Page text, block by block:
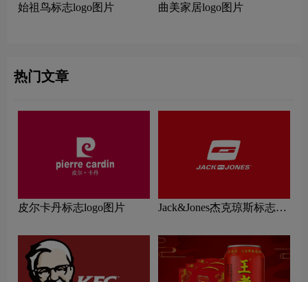
始祖鸟标志logo图片 曲美家居logo图片
热门文章
皮尔卡丹标志logo图片
Jack&Jones杰克琼斯标志